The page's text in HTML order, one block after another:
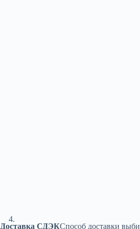
Доставка СДЭКСпособ доставки